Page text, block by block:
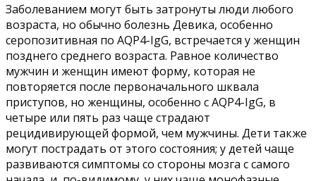
Заболеванием могут быть затронуты люди любого
возраста, но обычно болезнь Девика, особенно
серопозитивная по AQP4-IgG, встречается у женщин
позднего среднего возраста. Равное количество
мужчин и женщин имеют форму, которая не
повторяется после первоначального шквала
приступов, но женщины, особенно с AQP4-IgG, в
четыре или пять раз чаще страдают
рецидивирующей формой, чем мужчины. Дети также
могут пострадать от этого состояния; у детей чаще
развиваются симптомы со стороны мозга с самого